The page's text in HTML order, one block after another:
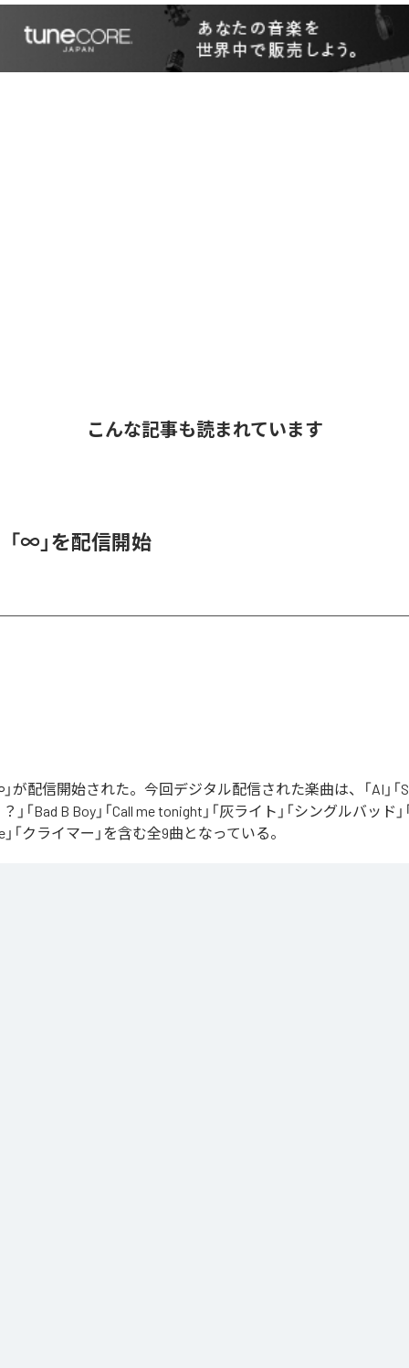
こんな記事も読まれています
∞」を配信開始
が配信開始された。今回デジタル配信された楽曲は、「AI」「
」「Bad B Boy」「Call me tonight」「灰ライト」「シングルバッド」
「クライマー」を含む全9曲となっている。